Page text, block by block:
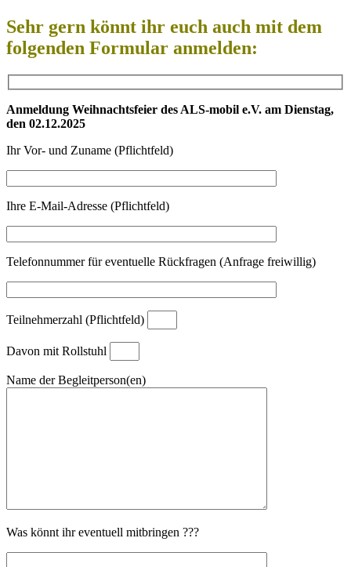
Sehr gern könnt ihr euch auch mit dem
folgenden Formular anmelden:
Anmeldung Weihnachtsfeier des ALS-mobil e.V. am Dienstag,
den 02.12.2025
Ihr Vor- und Zuname (Pflichtfeld)
Ihre E-Mail-Adresse (Pflichtfeld)
Telefonnummer für eventuelle Rückfragen (Anfrage freiwillig)
Teilnehmerzahl (Pflichtfeld)
Davon mit Rollstuhl
Name der Begleitperson(en)
Was könnt ihr eventuell mitbringen ???